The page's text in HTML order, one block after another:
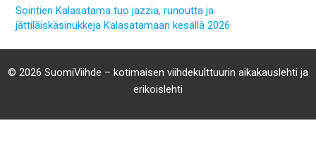
Sointien Kalasatama tuo jazzia, runoutta ja
jättiläiskäsinukkeja Kalasatamaan kesällä 2026
© 2026 SuomiViihde – kotimaisen viihdekulttuurin aikakauslehti ja
erikoislehti